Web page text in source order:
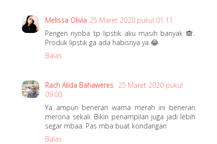
Melissa Olivia 25 Maret 2020 pukul 01.11
Pengen nyoba tp lipstik aku masih banyak 🙈.
Produk lipstik ga ada habisnya ya 😂
Balas
Rach Alida Bahaweres 25 Maret 2020 pukul
09.00
Ya ampun beneran warna merah ini beneran
merona sekali. Bikin penampilan juga jadi lebih
segar mbaa. Pas mba buat kondangan
Balas